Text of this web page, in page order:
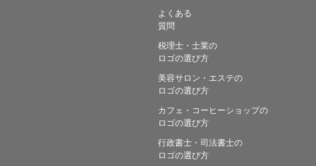
よくある
質問
税理士・士業の
ロゴの選び方
美容サロン・エステの
ロゴの選び方
カフェ・コーヒーショップの
ロゴの選び方
行政書士・司法書士の
ロゴの選び方